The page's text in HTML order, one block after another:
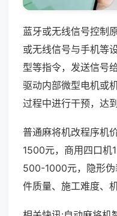
蓝牙或无线信号控制
或无线信号与手机等
型等指令，发送信号
驱动内部微型电机或
过程中进行干预，达
普通麻将机改程序机
1500元，商用四口
500-1000元，隐形
件质量、施工难度、